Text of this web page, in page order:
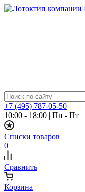
+7 (495) 787-05-50
10:00 - 18:00 | Пн - Пт
Списки товаров
0
Сравнить
Корзина